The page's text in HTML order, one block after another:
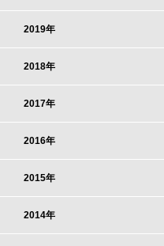
2019年
2018年
2017年
2016年
2015年
2014年